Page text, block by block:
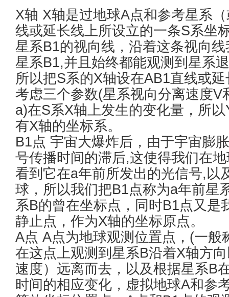
X轴 X轴是过地球A点和参考星系
线或延长线上所设立的一条S系坐
星系B1的视向线，沿着这条视向
星系B1,并且始终都能观测到星系
所以把S系的X轴设在AB1直线或
考虑三个参数(星系视向分离速度
a)在S系X轴上发生的变化量，所
有X轴的坐标系。
B1点 宇宙大爆炸后，由于宇宙膨
号传播时间的滞后,这使得我们在
看到它在a年前所发出的光信号,以
球，所以我们把B1点称为a年前星
系B的曾在坐标点，同时B1点又是
静止点，作为X轴的坐标原点。
A点 A点为地球观测位置点，(一般
在这点上观测到星系B沿着X轴方
速度）远离而去，以及根据星系B
时间的相应变化，虚拟地球A和参